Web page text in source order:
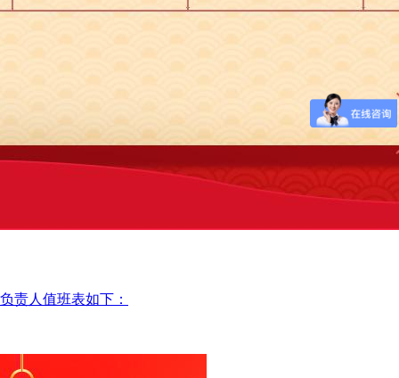
责人值班表如下：